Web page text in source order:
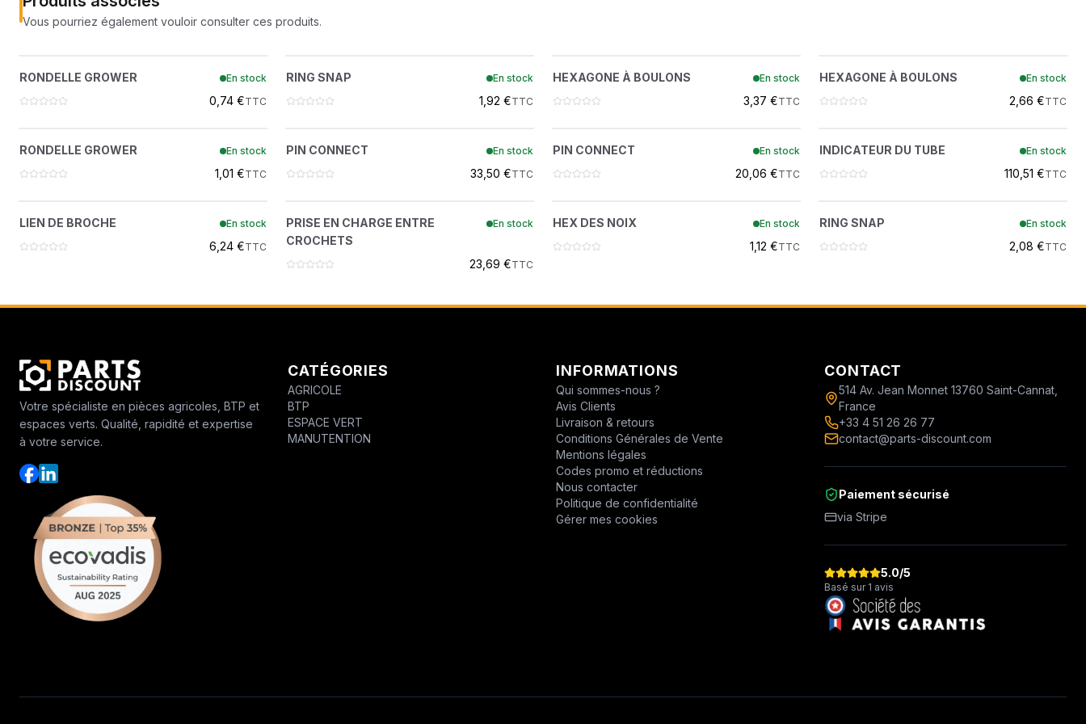
ATLAS COPCO FORAGE DEMOLITION
CASE IH
CHABAS
D.P.P.M.
DESVOYS
DEUTZ
DIVERS
Vous pourriez également vouloir consulter ces produits.
7388961
RONDELLE GROWER En stock
0,74 €TTC
RING SNAP En stock
1,92 €TTC
?
HEXAGONE À BOULONS
7389026
HEXAGONE À BOULONS En stock
3,37 €TTC
?
HEXAGONE À BOULONS
7388989
HEXAGONE À BOULONS En stock
2,66 €TTC
7388956
RONDELLE GROWER En stock
1,01 €TTC
PIN CONNECT En stock
33,50 €TTC
PIN CONNECT En stock
20,06 €TTC
?
7402172
INDICATEUR DU TUBE En stock
110,51 €TTC
7388995
LIEN DE BROCHE En stock
6,24 €TTC
?
7388975
PRISE EN CHARGE ENTRE
CROCHETS
En stock
23,69 €TTC
HEX DES NOIX En stock
1,12 €TTC
RING SNAP En stock
2,08 €TTC
Votre spécialiste en pièces agricoles, BTP et
espaces verts. Qualité, rapidité et expertise
à votre service.
CATÉGORIES
AGRICOLE
BTP
ESPACE VERT
MANUTENTION
INFORMATIONS
Qui sommes-nous ?
Avis Clients
Livraison & retours
Conditions Générales de Vente
Mentions légales
Codes promo et réductions
Nous contacter
Politique de confidentialité
Gérer mes cookies
CONTACT
514 Av. Jean Monnet 13760 Saint-Cannat,
France
+33 4 51 26 26 77
contact@parts-discount.com
Paiement sécurisé
via Stripe
5.0/5
Basé sur 1 avis